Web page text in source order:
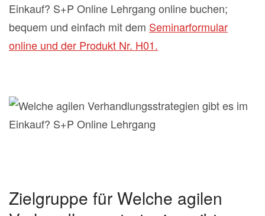
Einkauf? S+P Online Lehrgang online buchen;
bequem und einfach mit dem Seminarformular
online und der Produkt Nr. H01.
Zielgruppe für Welche agilen